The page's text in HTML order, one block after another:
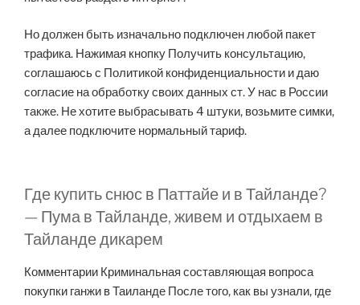
Но должен быть изначально подключен любой пакет
трафика. Нажимая кнопку Получить консультацию,
соглашаюсь с Политикой конфиденциальности и даю
согласие на обработку своих данных ст. У нас в России
также. Не хотите выбрасывать 4 штуки, возьмите симки,
а далее подключите нормальный тариф.
Где купить снюс в Паттайе и в Тайланде?
— Пума в Тайланде, живем и отдыхаем в
Тайланде дикарем
Комментарии Криминальная составляющая вопроса
покупки ганжи в Таиланде После того, как вы узнали, где